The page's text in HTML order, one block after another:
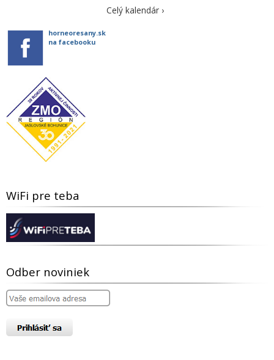
Celý kalendár ›
horneoresany.sk
na facebooku
WiFi pre teba
Odber noviniek